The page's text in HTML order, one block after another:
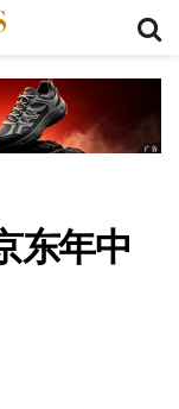
东年中